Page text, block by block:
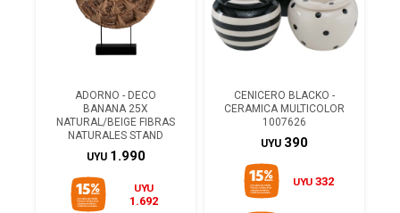
ADORNO - DECO
BANANA 25X
NATURAL/BEIGE FIBRAS
NATURALES STAND
UYU 1.990
UYU
1.692
CENICERO BLACKO -
CERAMICA MULTICOLOR
1007626
UYU 390
UYU 332